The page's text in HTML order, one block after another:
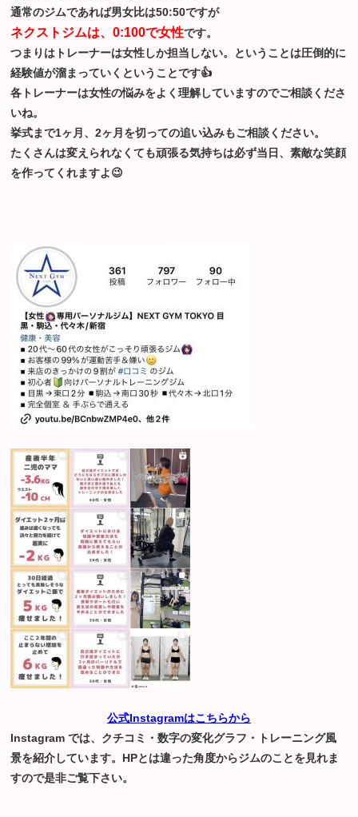
通常のジムであれば男女比は50:50ですが
ネクストジムは、0:100で女性です。
つまりはトレーナーは女性しか担当しない。ということは圧倒的に
経験値が溜まっていくということです👍
各トレーナーは女性の悩みをよく理解していますのでご相談くださ
いね。
挙式まで1ヶ月、2ヶ月を切っての追い込みもご相談ください。
たくさんは変えられなくても頑張る気持ちは必ず当日、素敵な笑顔
を作ってくれますよ😉
公式Instagramはこちらから
Instagram では、クチコミ・数字の変化グラフ・トレーニング風
景を紹介しています。HPとは違った角度からジムのことを見れま
すので是非ご覧下さい。